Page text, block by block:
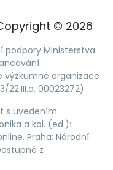
© 2026
podpory Ministerstva
výzkumné organizace
22.III.a, 00023272).
s uvedením
a kol. (ed.):
Praha: Národní
z